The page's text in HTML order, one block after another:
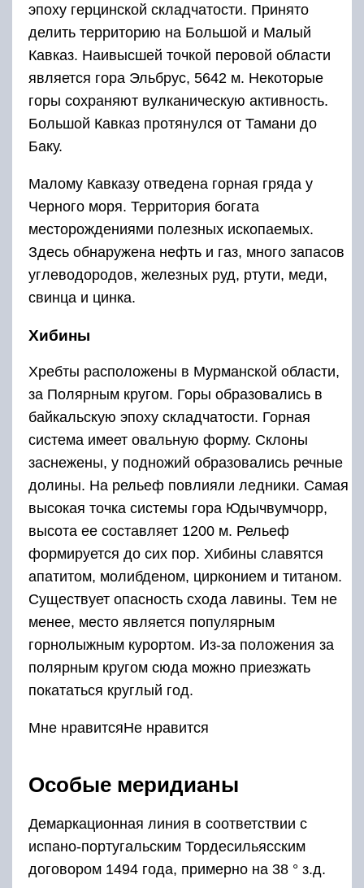
эпоху герцинской складчатости. Принято
делить территорию на Большой и Малый
Кавказ. Наивысшей точкой перовой области
является гора Эльбрус, 5642 м. Некоторые
горы сохраняют вулканическую активность.
Большой Кавказ протянулся от Тамани до
Баку.
Малому Кавказу отведена горная гряда у
Черного моря. Территория богата
месторождениями полезных ископаемых.
Здесь обнаружена нефть и газ, много запасов
углеводородов, железных руд, ртути, меди,
свинца и цинка.
Хибины
Хребты расположены в Мурманской области,
за Полярным кругом. Горы образовались в
байкальскую эпоху складчатости. Горная
система имеет овальную форму. Склоны
заснежены, у подножий образовались речные
долины. На рельеф повлияли ледники. Самая
высокая точка системы гора Юдычвумчорр,
высота ее составляет 1200 м. Рельеф
формируется до сих пор. Хибины славятся
апатитом, молибденом, цирконием и титаном.
Существует опасность схода лавины. Тем не
менее, место является популярным
горнолыжным курортом. Из-за положения за
полярным кругом сюда можно приезжать
покататься круглый год.
Мне нравитсяНе нравится
Особые меридианы
Демаркационная линия в соответствии с
испано-португальским Тордесильясским
договором 1494 года, примерно на 38 ° з.д.